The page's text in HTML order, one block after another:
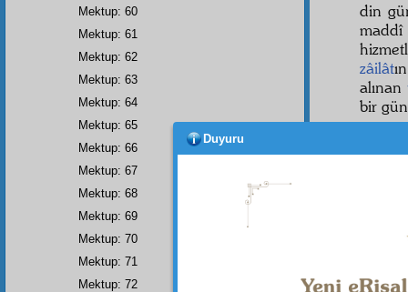
din
zâilât
alınan
bir
Mektup: 60
Mektup: 61
Mektup: 62
Mektup: 63
Mektup: 64
Mektup: 65
Mektup: 66
Mektup: 67
Mektup: 68
Mektup: 69
Mektup: 70
Mektup: 71
Mektup: 72
Duyuru